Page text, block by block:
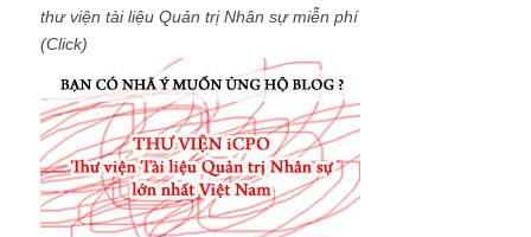
thư viện tài liệu Quản trị Nhân sự miễn phí
(Click)